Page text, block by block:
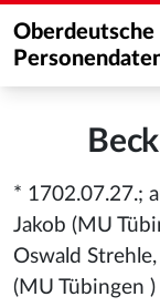
Oberdeutsche
* 1702.07.27.;
Jakob (MU
Oswald
(MU Tübingen